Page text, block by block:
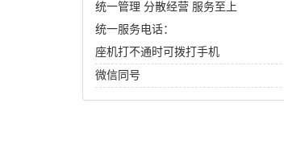
统一管理 分散经营 服务至上
统一服务电话：
座机打不通时可拨打手机
微信同号